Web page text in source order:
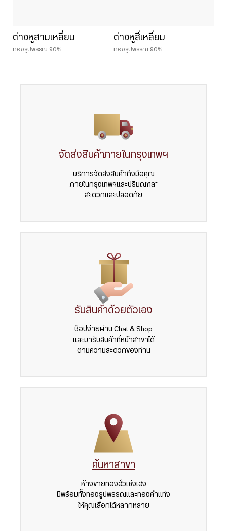
ต่างหูสามเหลี่ยม
ทองรูปพรรณ 90%
ต่างหูสี่เหลี่ยม
ทองรูปพรรณ 90%
จัดส่งสินค้าภายในกรุงเทพฯ
บริการจัดส่งสินค้าถึงมือคุณ
ภายในกรุงเทพฯและปริมณฑล*
สะดวกและปลอดภัย
รับสินค้าด้วยตัวเอง
ช็อปง่ายผ่าน Chat & Shop
และมารับสินค้าที่หน้าสาขาได้
ตามความสะดวกของท่าน
ค้นหาสาขา
ห้างขายทองฮั่วเซ่งเฮง
มีพร้อมทั้งทองรูปพรรณและทองคำแท่ง
ให้คุณเลือกได้หลากหลาย